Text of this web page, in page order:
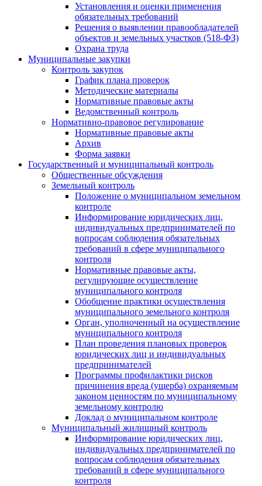
Установления и оценки применения
обязательных требований
Решения о выявлении правообладателей
объектов и земельных участков (518-ФЗ)
Охрана труда
Муниципальные закупки
Контроль закупок
График плана проверок
Методические материалы
Нормативные правовые акты
Ведомственный контроль
Нормативно-правовое регулирование
Нормативные правовые акты
Архив
Форма заявки
Государственный и муниципальный контроль
Общественные обсуждения
Земельный контроль
Положение о муниципальном земельном
контроле
Информирование юридических лиц,
индивидуальных предпринимателей по
вопросам соблюдения обязательных
требований в сфере муниципального
контроля
Нормативные правовые акты,
регулирующие осуществление
муниципального контроля
Обобщение практики осуществления
муниципального земельного контроля
Орган, уполноченный на осуществление
муниципального контроля
План проведения плановых проверок
юридических лиц и индивидуальных
предпринимателей
Программы профилактики рисков
причинения вреда (ущерба) охраняемым
законом ценностям по муниципальному
земельному контролю
Доклад о муниципальном контроле
Муниципальный жилищный контроль
Информирование юридических лиц,
индивидуальных предпринимателей по
вопросам соблюдения обязательных
требований в сфере муниципального
контроля